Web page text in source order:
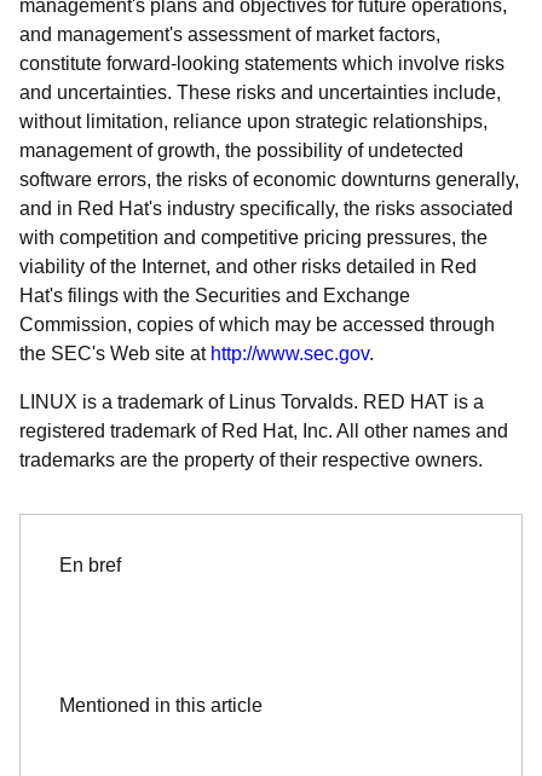
management's plans and objectives for future operations,
and management's assessment of market factors,
constitute forward-looking statements which involve risks
and uncertainties. These risks and uncertainties include,
without limitation, reliance upon strategic relationships,
management of growth, the possibility of undetected
software errors, the risks of economic downturns generally,
and in Red Hat's industry specifically, the risks associated
with competition and competitive pricing pressures, the
viability of the Internet, and other risks detailed in Red
Hat's filings with the Securities and Exchange
Commission, copies of which may be accessed through
the SEC's Web site at http://www.sec.gov.
LINUX is a trademark of Linus Torvalds. RED HAT is a
registered trademark of Red Hat, Inc. All other names and
trademarks are the property of their respective owners.
En bref
Mentioned in this article